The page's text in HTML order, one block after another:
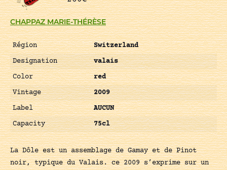
CHAPPAZ MARIE-THÉRÈSE
Région
Switzerland
Designation
valais
Color
red
Vintage
2009
Label
AUCUN
Capacity
75cl
La Dôle est un assemblage de Gamay et de Pinot
noir, typique du Valais. ce 2009 s’exprime sur un